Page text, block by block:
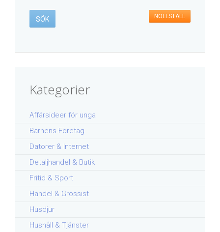
NOLLSTÄLL
Kategorier
Affärsideer för unga
Barnens Företag
Datorer & Internet
Detaljhandel & Butik
Fritid & Sport
Handel & Grossist
Husdjur
Hushåll & Tjänster